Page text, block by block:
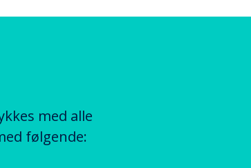
med alle
følgende: